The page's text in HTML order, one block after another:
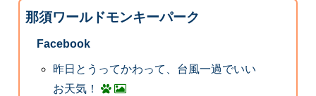
那須ワールドモンキーパーク
Facebook
昨日とうってかわって、台風一過でいい
お天気！